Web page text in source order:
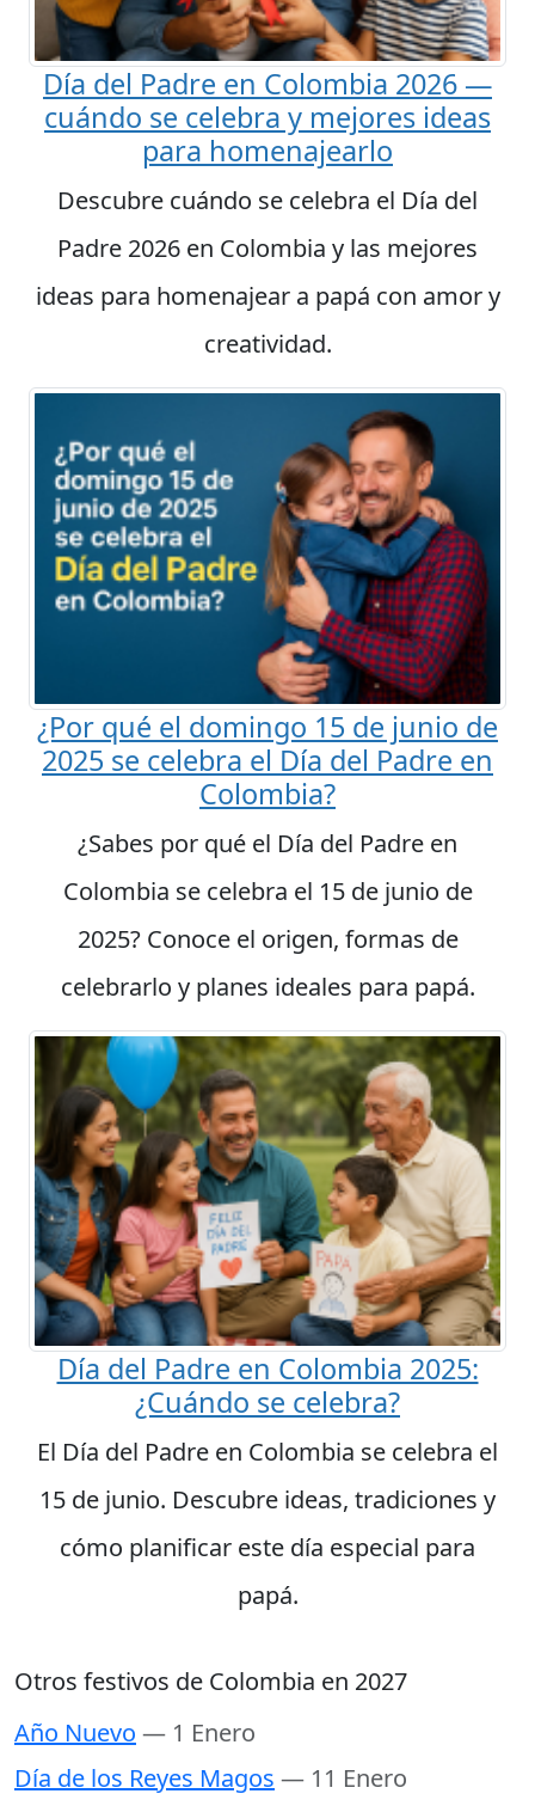
Día del Padre en Colombia 2026 —
cuándo se celebra y mejores ideas
para homenajearlo
Descubre cuándo se celebra el Día del
Padre 2026 en Colombia y las mejores
ideas para homenajear a papá con amor y
creatividad.
¿Por qué el domingo 15 de junio de
2025 se celebra el Día del Padre en
Colombia?
¿Sabes por qué el Día del Padre en
Colombia se celebra el 15 de junio de
2025? Conoce el origen, formas de
celebrarlo y planes ideales para papá.
Día del Padre en Colombia 2025:
¿Cuándo se celebra?
El Día del Padre en Colombia se celebra el
15 de junio. Descubre ideas, tradiciones y
cómo planificar este día especial para
papá.
Otros festivos de Colombia en 2027
Año Nuevo — 1 Enero
Día de los Reyes Magos — 11 Enero